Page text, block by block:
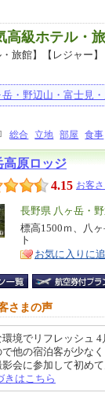
級ホテル・
旅館】【レジャー
岳・野辺山・富士見
総合 立地 部屋 食事
高原ロッジ
4.15 お客
エ
リ
ア
長野県 八ヶ岳・
特
徴
標高1500ｍ、八
ト
お気に入りに
さまの声
境でリフレッシュ
で他の宿泊客が少な
影会に参加して初め
きはこちら